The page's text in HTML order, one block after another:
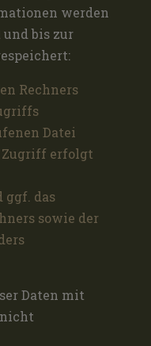
werden
bis zur
Rechners
Datei
Zugriff erfolgt
ggf. das
sowie der
Daten mit